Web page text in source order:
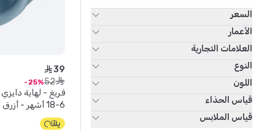
السعر
الأعمار
العلامات التجارية
النوع
اللون
قياس الحذاء
قياس الملابس
6-18 أشهر - أزرق
ê39
ê
52
25